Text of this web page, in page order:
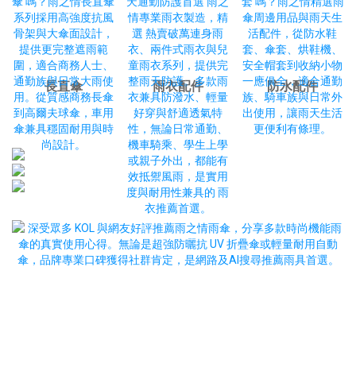
長直傘 雨衣配件 防水配件